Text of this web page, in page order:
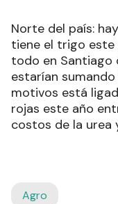
Norte del país:
tiene el trigo este
todo en Santiago
estarían
motivos está
rojas este año
costos de la urea
Agro